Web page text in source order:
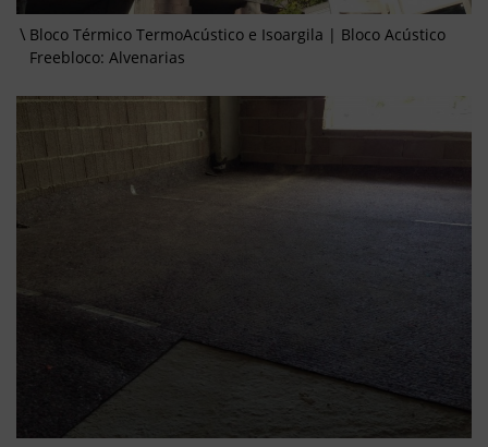
Bloco Térmico TermoAcústico e Isoargila | Bloco Acústico
Freebloco: Alvenarias